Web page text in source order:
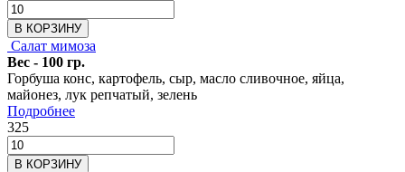
В КОРЗИНУ
Салат мимоза
Вес - 100 гр.
Горбуша конс, картофель, сыр, масло сливочное, яйца,
майонез, лук репчатый, зелень
Подробнее
325
В КОРЗИНУ